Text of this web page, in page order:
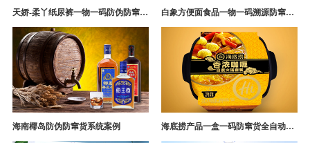
天娇-柔丫纸尿裤一物一码防伪防窜货追溯系统案例 白象方便面食品一物一码溯源防窜货解决方案
海南椰岛防伪防窜货系统案例 海底捞产品一盒一码防窜货全自动产线追溯方案